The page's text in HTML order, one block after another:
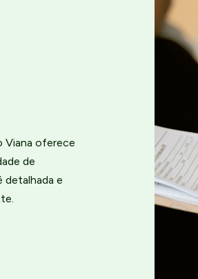
Viana oferece
de
detalhada e